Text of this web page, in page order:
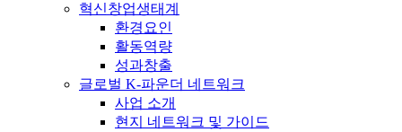
혁신창업생태계
환경요인
활동역량
성과창출
글로벌 K-파운더 네트워크
사업 소개
현지 네트워크 및 가이드